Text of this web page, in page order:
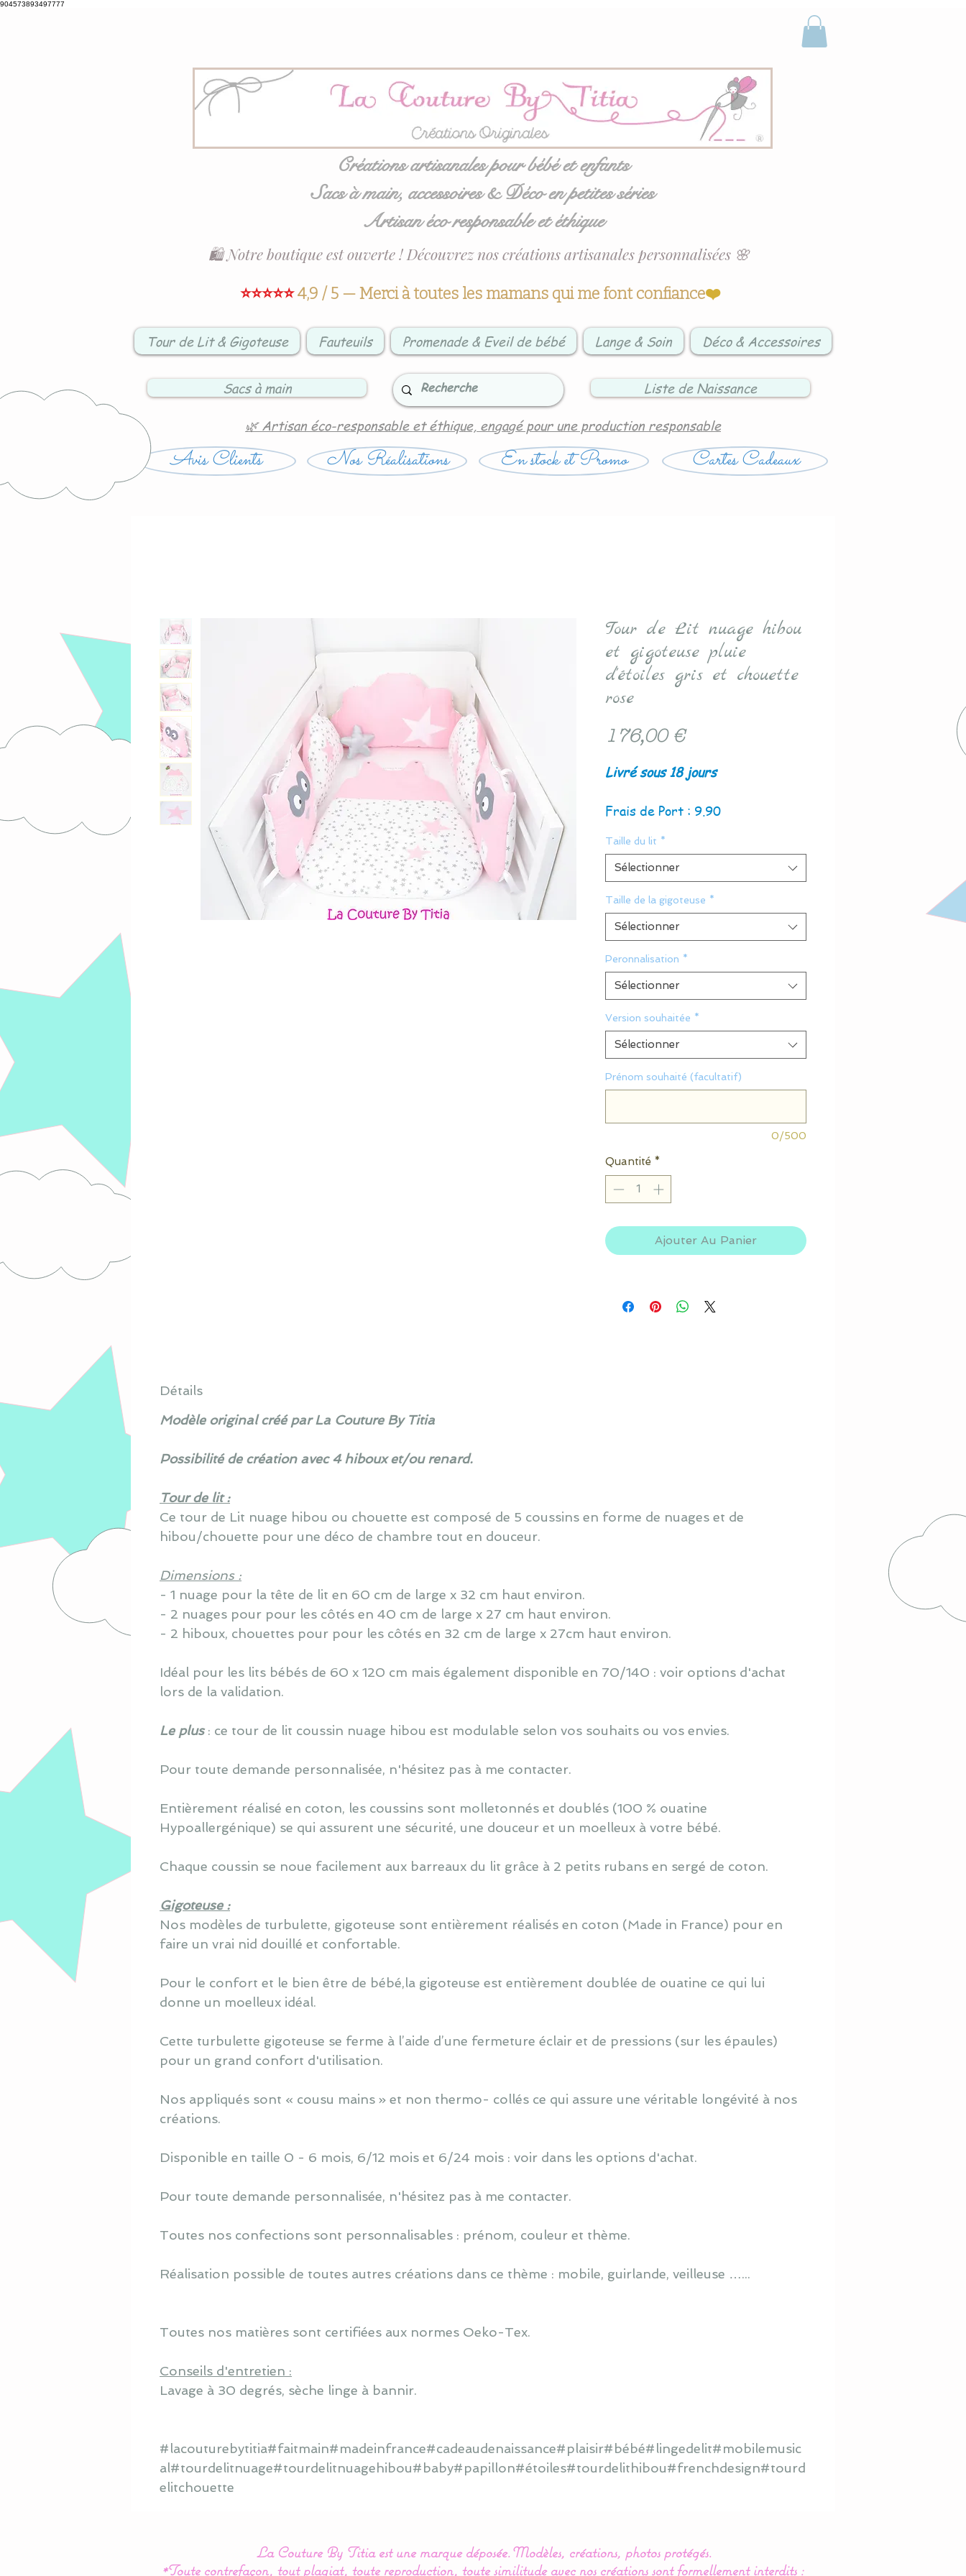
904573893497777
Créations artisanales pour bébé et enfants
Sacs à main, accessoires & Déco en petites séries
Artisan éco responsable et éthique
⭐⭐⭐⭐⭐4,9 / 5 — Merci à toutes les mamans qui me font confiance❤️
🛍️ Notre boutique est ouverte ! Découvrez nos créations artisanales personnalisées 🌸
Tour de Lit & Gigoteuse Fauteuils Promenade & Eveil de bébé Lange & Soin Déco & Accessoires
Sacs à main Liste de Naissance
🌿 Artisan éco-responsable et éthique, engagé pour une production responsable
Avis Clients Nos Réalisations En stock et Promo Cartes Cadeaux
Tour de Lit nuage hibou
et gigoteuse pluie
d'étoiles gris et chouette
rose
176,00 €Prix
Livré sous 18 jours
Frais de Port : 9.90
Taille du lit *
Sélectionner
Taille de la gigoteuse *
Sélectionner
Peronnalisation *
Sélectionner
Version souhaitée *
Sélectionner
Prénom souhaité (facultatif)
0/500
Quantité *
Ajouter Au Panier
Détails
Modèle original créé par La Couture By Titia
Possibilité de création avec 4 hiboux et/ou renard.
Tour de lit :
Ce tour de Lit nuage hibou ou chouette est composé de 5 coussins en forme de nuages et de
hibou/chouette pour une déco de chambre tout en douceur.
Dimensions :
- 1 nuage pour la tête de lit en 60 cm de large x 32 cm haut environ.
- 2 nuages pour pour les côtés en 40 cm de large x 27 cm haut environ.
- 2 hiboux, chouettes pour pour les côtés en 32 cm de large x 27cm haut environ.
Idéal pour les lits bébés de 60 x 120 cm mais également disponible en 70/140 : voir options d'achat
lors de la validation.
Le plus: ce tour de lit coussin nuage hibou est modulable selon vos souhaits ou vos envies.
Pour toute demande personnalisée, n'hésitez pas à me contacter.
Entièrement réalisé en coton, les coussins sont molletonnés et doublés (100 % ouatine
Hypoallergénique) se qui assurent une sécurité, une douceur et un moelleux à votre bébé.
Chaque coussin se noue facilement aux barreaux du lit grâce à 2 petits rubans en sergé de coton.
Gigoteuse :
Nos modèles de turbulette, gigoteuse sont entièrement réalisés en coton (Made in France) pour en
faire un vrai nid douillé et confortable.
Pour le confort et le bien être de bébé,la gigoteuse est entièrement doublée de ouatine ce qui lui
donne un moelleux idéal.
Cette turbulette gigoteuse se ferme à l’aide d’une fermeture éclair et de pressions (sur les épaules)
pour un grand confort d'utilisation.
Nos appliqués sont « cousu mains » et non thermo- collés ce qui assure une véritable longévité à nos
créations.
Disponible en taille 0 - 6 mois, 6/12 mois et 6/24 mois : voir dans les options d'achat.
Pour toute demande personnalisée, n'hésitez pas à me contacter.
Toutes nos confections sont personnalisables : prénom, couleur et thème.
Réalisation possible de toutes autres créations dans ce thème : mobile, guirlande, veilleuse …...
Toutes nos matières sont certifiées aux normes Oeko-Tex.
Conseils d'entretien :
Lavage à 30 degrés, sèche linge à bannir.
#lacouturebytitia#faitmain#madeinfrance#cadeaudenaissance#plaisir#bébé#lingedelit#mobilemusic
al#tourdelitnuage#tourdelitnuagehibou#baby#papillon#étoiles#tourdelithibou#frenchdesign#tourd
elitchouette
La Couture By Titia est une marque déposée. Modèles, créations, photos protégés.
*Toute contrefaçon, tout plagiat, toute reproduction, toute similitude avec nos créations sont formellement interdits :